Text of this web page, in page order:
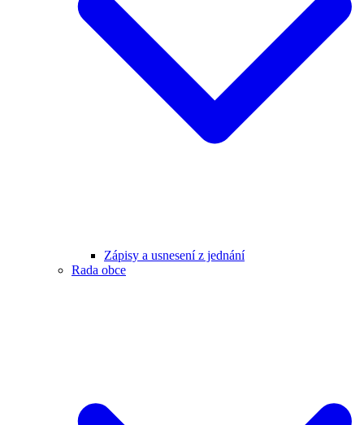
Zápisy a usnesení z jednání
Rada obce